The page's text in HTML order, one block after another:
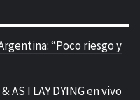
“Poco riesgo y
AS I LAY DYING en vivo